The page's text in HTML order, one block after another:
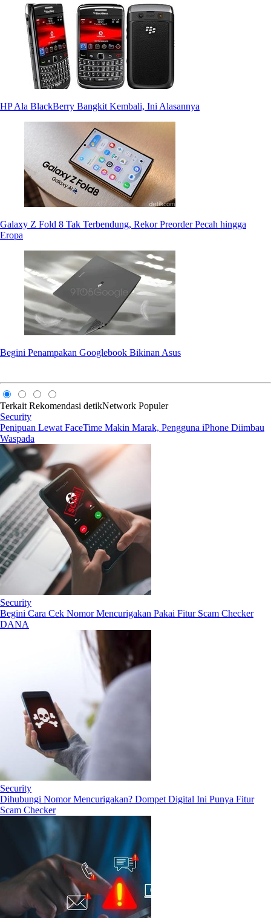
HP Ala BlackBerry Bangkit Kembali, Ini Alasannya
Galaxy Z Fold 8 Tak Terbendung, Rekor Preorder Pecah hingga
Eropa
Begini Penampakan Googlebook Bikinan Asus
Terkait Rekomendasi detikNetwork Populer
Security
Penipuan Lewat FaceTime Makin Marak, Pengguna iPhone Diimbau
Waspada
Security
Begini Cara Cek Nomor Mencurigakan Pakai Fitur Scam Checker
DANA
Security
Dihubungi Nomor Mencurigakan? Dompet Digital Ini Punya Fitur
Scam Checker